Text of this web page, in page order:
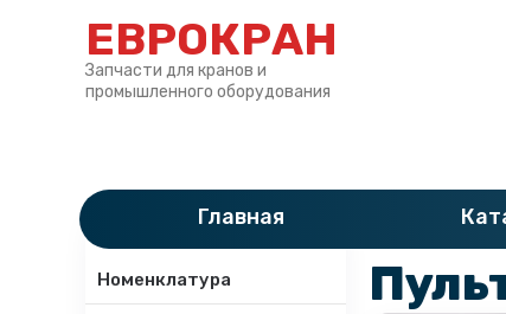
ЕВРОКРАН
Запчасти для кранов и
промышленного оборудования
Главная
Категории
Номенклатура
»